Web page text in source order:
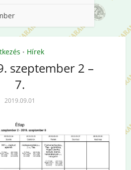
• Hírek
szeptember 2 –
7.
2019.09.01